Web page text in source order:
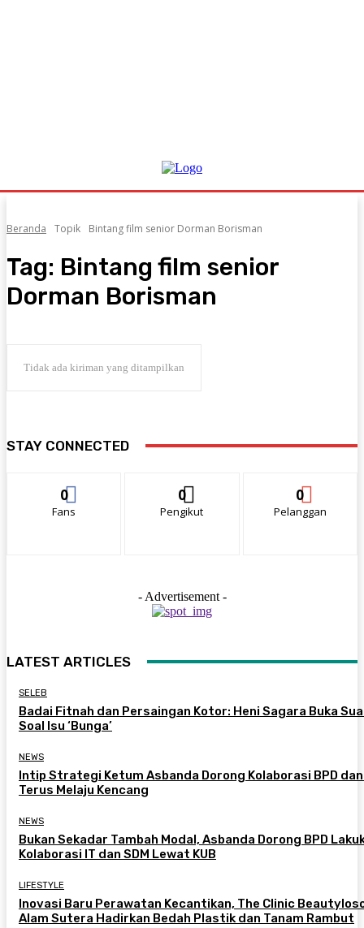
Beranda Topik Bintang film senior Dorman Borisman
Tag: Bintang film senior
Dorman Borisman
Tidak ada kiriman yang ditampilkan
STAY CONNECTED
0
Fans
0
Pengikut
0
Pelanggan
- Advertisement -
LATEST ARTICLES
SELEB
Badai Fitnah dan Persaingan Kotor: Heni Sagara Buka
Soal Isu ‘Bunga’
NEWS
Intip Strategi Ketum Asbanda Dorong Kolaborasi BPD dan
Terus Melaju Kencang
NEWS
Bukan Sekadar Tambah Modal, Asbanda Dorong BPD
Kolaborasi IT dan SDM Lewat KUB
LIFESTYLE
Inovasi Baru Perawatan Kecantikan, The Clinic
Alam Sutera Hadirkan Bedah Plastik dan Tanam Rambut